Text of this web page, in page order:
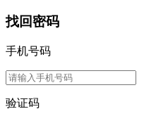
找回密码
手机号码
验证码